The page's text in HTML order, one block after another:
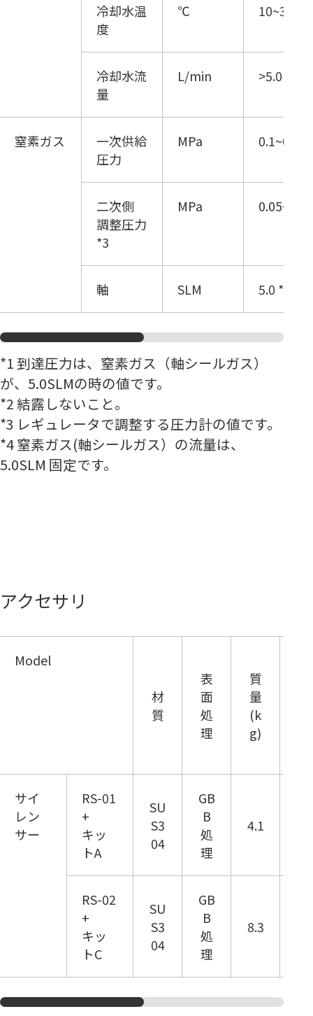
冷却水温
度
℃ 10~30 *2
冷却水流
量
L/min >5.0
窒素ガス
一次供給
圧力
MPa 0.1~0.5
二次側
調整圧力
*3
MPa
軸 SLM 5.0 *4
*1 到達圧力は、窒素ガス（軸シールガス）
が、5.0SLMの時の値です。
*2 結露しないこと。
*3 レギュレータで調整する圧力計の値です。
*4 窒素ガス(軸シールガス）の流量は、
5.0SLM 固定です。
アクセサリ
Model
材
質
表
面
処
理
質
量
(k
g)
サイ
レン
サー
RS-01
+
キッ
トA
SU
S3
04
GB
B
処
理
4.1
RS-02
+
キッ
トC
SU
S3
04
GB
B
処
理
8.3